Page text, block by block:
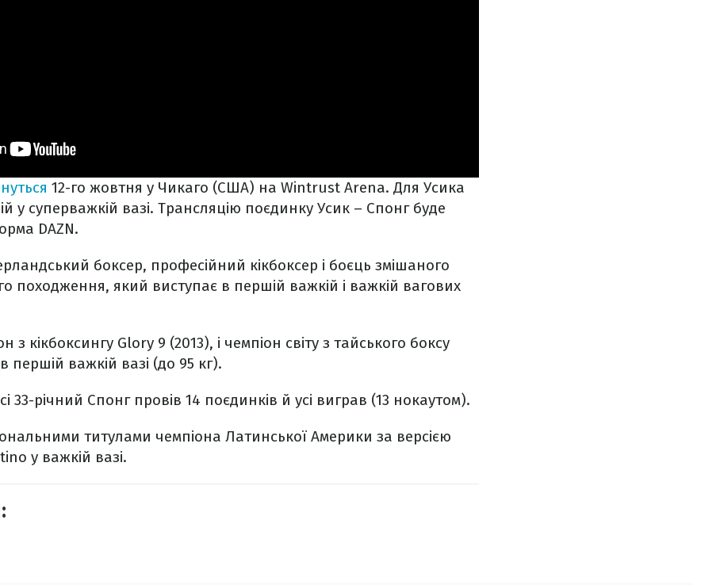
12-го жовтня у Чикаго (США) на Wintrust Arena. Для Усика
у суперважкій вазі. Трансляцію поєдинку Усик – Спонг буде
DAZN.
боксер, професійний кікбоксер і боєць змішаного
походження, який виступає в першій важкій і важкій вагових
з кікбоксингу Glory 9 (2013), і чемпіон світу з тайського боксу
першій важкій вазі (до 95 кг).
33-річний Спонг провів 14 поєдинків й усі виграв (13 нокаутом).
титулами чемпіона Латинської Америки за версією
у важкій вазі.